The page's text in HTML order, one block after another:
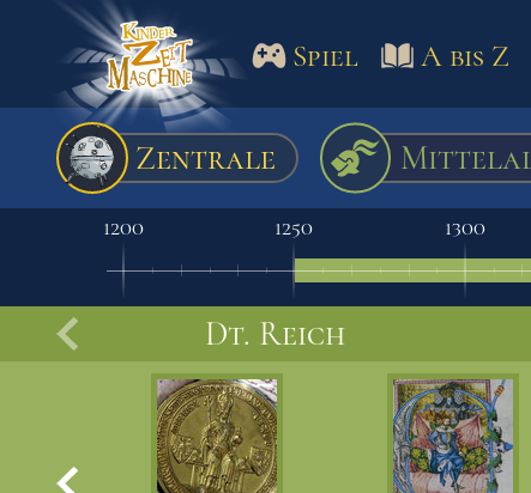
Spiel
Termine
Spiel A bis Z
Zentrale
1200 1250 1300
Dt. Reich